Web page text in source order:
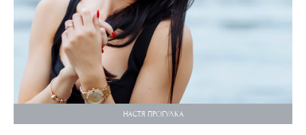
НАСТЯ ПРОГУЛКА